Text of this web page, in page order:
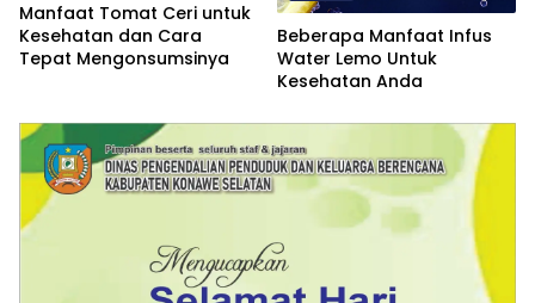
Manfaat Tomat Ceri untuk
Kesehatan dan Cara
Tepat Mengonsumsinya
Beberapa Manfaat Infus
Water Lemo Untuk
Kesehatan Anda